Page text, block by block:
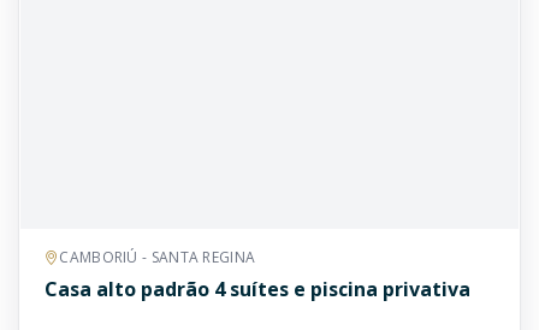
CAMBORIÚ - SANTA REGINA
Casa alto padrão 4 suítes e piscina privativa